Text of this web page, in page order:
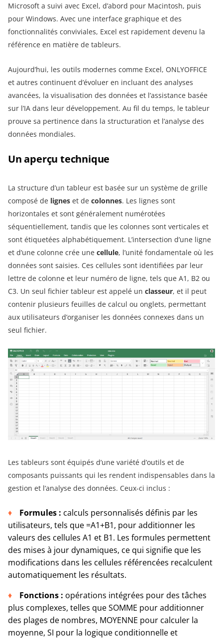
Microsoft a suivi avec Excel, d’abord pour Macintosh, puis
pour Windows. Avec une interface graphique et des
fonctionnalités conviviales, Excel est rapidement devenu la
référence en matière de tableurs.
Aujourd’hui, les outils modernes comme Excel, ONLYOFFICE
et autres continuent d’évoluer en incluant des analyses
avancées, la visualisation des données et l’assistance basée
sur l’IA dans leur développement. Au fil du temps, le tableur
prouve sa pertinence dans la structuration et l’analyse des
données mondiales.
Un aperçu technique
La structure d’un tableur est basée sur un système de grille
composé de lignes et de colonnes. Les lignes sont
horizontales et sont généralement numérotées
séquentiellement, tandis que les colonnes sont verticales et
sont étiquetées alphabétiquement. L’intersection d’une ligne
et d’une colonne crée une cellule, l’unité fondamentale où les
données sont saisies. Ces cellules sont identifiées par leur
lettre de colonne et leur numéro de ligne, tels que A1, B2 ou
C3. Un seul fichier tableur est appelé un classeur, et il peut
contenir plusieurs feuilles de calcul ou onglets, permettant
aux utilisateurs d’organiser les données connexes dans un
seul fichier.
Les tableurs sont équipés d’une variété d’outils et de
composants puissants qui les rendent indispensables dans la
gestion et l’analyse des données. Ceux-ci inclus :
Formules : calculs personnalisés définis par les
utilisateurs, tels que =A1+B1, pour additionner les
valeurs des cellules A1 et B1. Les formules permettent
des mises à jour dynamiques, ce qui signifie que les
modifications dans les cellules référencées recalculent
automatiquement les résultats.
Fonctions : opérations intégrées pour des tâches
plus complexes, telles que SOMME pour additionner
des plages de nombres, MOYENNE pour calculer la
moyenne, SI pour la logique conditionnelle et